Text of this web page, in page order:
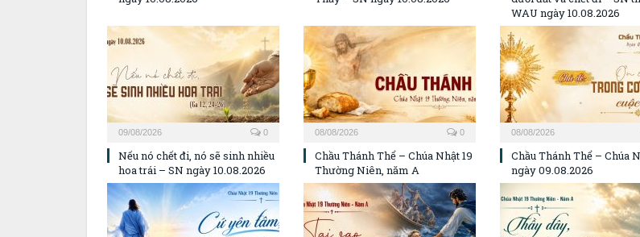
ngày 10.08.2026
Thầy – SN ngày 10.08.2026
Nếu hạt giống không bị
dưới đất và chết đi – SN
WAU ngày 10.08.2026
09/08/2026 0
Nếu nó chết đi, nó sẽ sinh nhiều
hoa trái – SN ngày 10.08.2026
08/08/2026
Chầu Thánh Thể – Chúa Nhật 19
Thường Niên, năm A
08/08/2026
Chầu Thánh Thể – Chúa
ngày 09.08.2026